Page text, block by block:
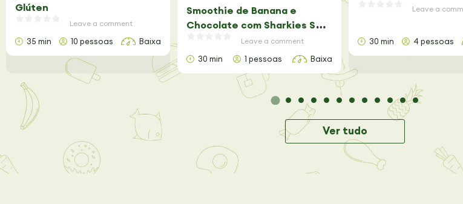
Glúten
Leave a comment
35 min 10 pessoas Baixa
Smoothie de Banana e
Chocolate com Sharkies Sem
Leave a comment
30 min 1 pessoas Baixa
Leave a
30 min 4 pessoas
Ver tudo